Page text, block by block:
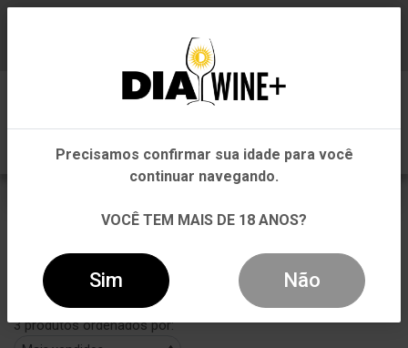
Filtros
3 produtos ordenados por:
Em que Estado você está?
Pernambuco
Outros Estados
Precisamos confirmar sua idade para você
continuar navegando.
VOCÊ TEM MAIS DE 18 ANOS?
Sim Não